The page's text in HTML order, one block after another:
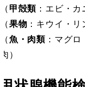
（ 甲殻類 ：エビ・カ
（果物 ：キウイ・リ
（魚・肉類 ：マグ
肉）